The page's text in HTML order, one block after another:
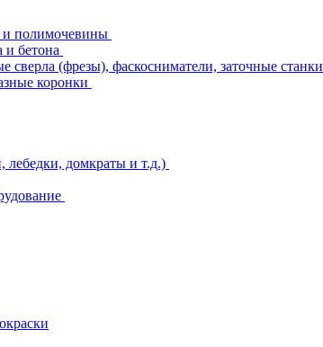
и полимочевины
и бетона
(фрезы), фаскосниматели, заточные станки
коронки
лебедки, домкраты и т.д.)